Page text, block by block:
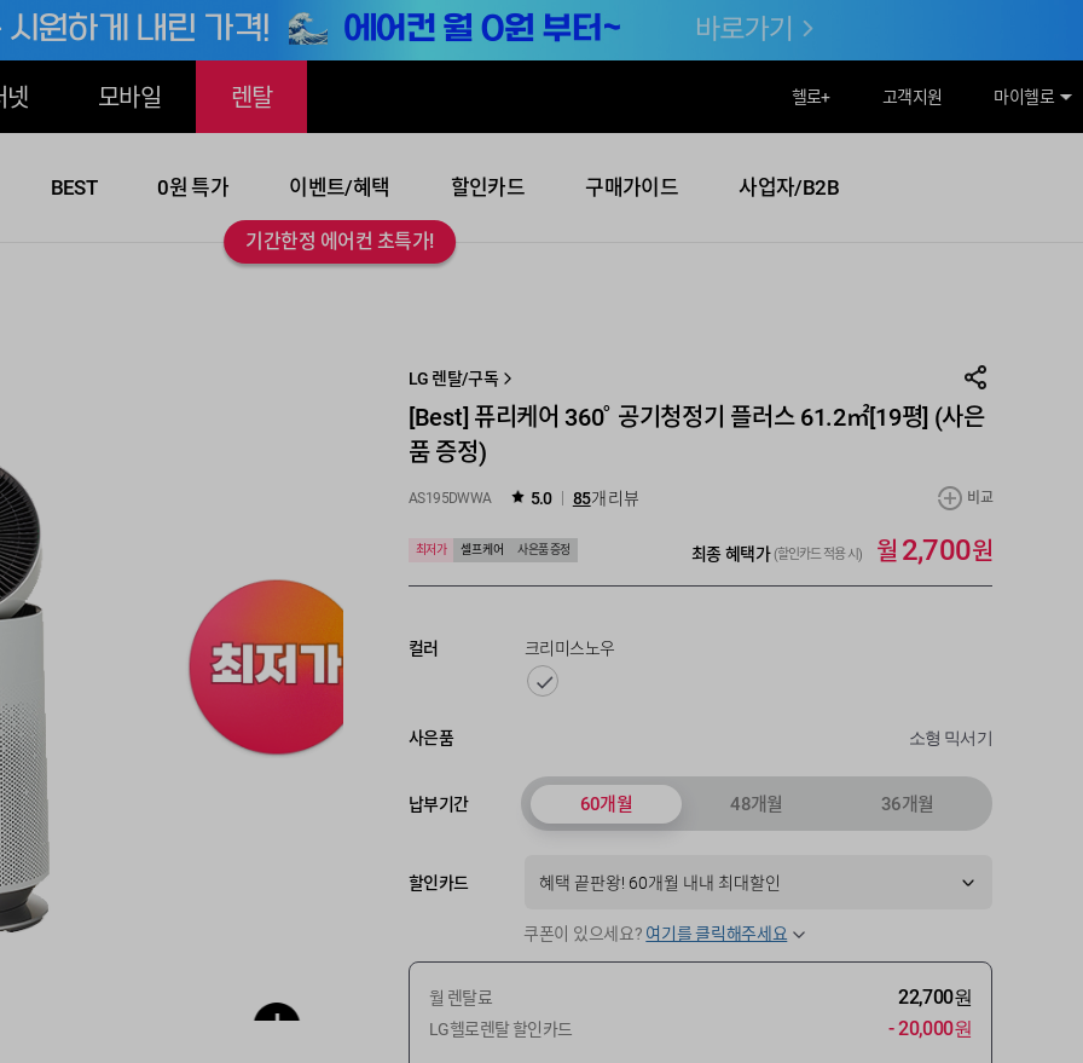
넷 모바일 렌탈 헬로+ 고객지원 마이헬로
BEST 0원 특가 이벤트/혜택
기간한정 에어컨 초특가!
할인카드 구매가이드 사업자/B2B
LG 렌탈/구독
[Best] 퓨리케어 360˚ 공기청정기 플러스 61.2㎡[19평] (사은
품 증정)
AS195DWWA 5.0 85개 리뷰 비교
최저가 셀프 케어 사은품 증정 최종 혜택가 (할인카드 적용 시) 월 2,700원
컬러 크리미스노우
사은품 소형 믹서기
납부기간 60개월 48개월 36개월
할인카드 혜택 끝판왕! 60개월 내내 최대할인
쿠폰이 있으세요? 여기를 클릭해주세요
월 렌탈료 22,700원
LG헬로렌탈 할인카드 - 20,000원